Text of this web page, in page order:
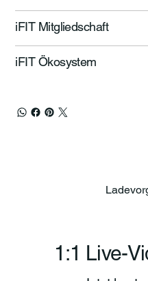
iFIT Mitgliedschaft
iFIT Ökosystem
1:1 Live-